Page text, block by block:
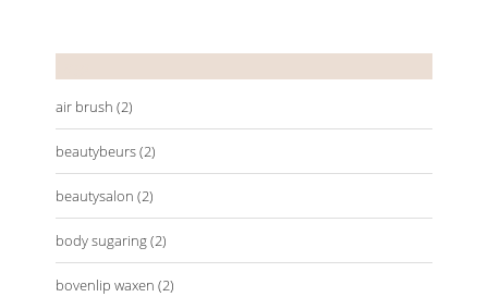
air brush (2)
beautybeurs(2)
beautysalon (2)
body sugaring(2)
bovenlip waxen (2)